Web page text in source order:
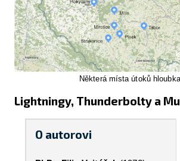
Některá místa útoků
Lightningy, Thunderbolty a
O autorovi